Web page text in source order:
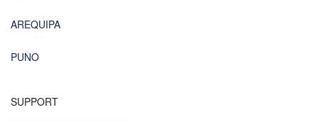
AREQUIPA
PUNO
SUPPORT